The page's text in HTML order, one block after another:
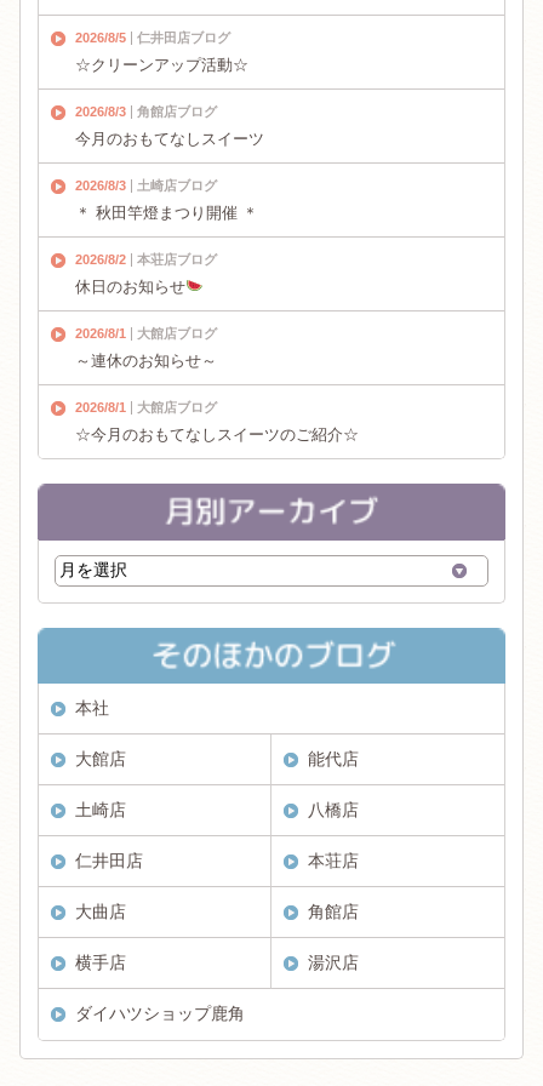
2026/8/5 仁井田店ブログ
☆クリーンアップ活動☆
2026/8/3 角館店ブログ
今月のおもてなしスイーツ
2026/8/3 土崎店ブログ
＊ 秋田竿燈まつり開催 ＊
2026/8/2 本荘店ブログ
休日のお知らせ
2026/8/1 大館店ブログ
～連休のお知らせ～
2026/8/1 大館店ブログ
☆今月のおもてなしスイーツのご紹介☆
本社
大館店 能代店
土崎店 八橋店
仁井田店 本荘店
大曲店 角館店
横手店 湯沢店
ダイハツショップ鹿角